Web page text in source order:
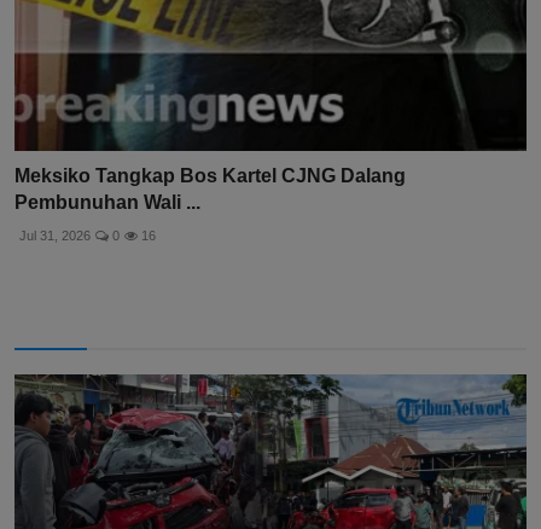
Meksiko Tangkap Bos Kartel CJNG Dalang
Pembunuhan Wali ...
Jul 31, 2026 0 16